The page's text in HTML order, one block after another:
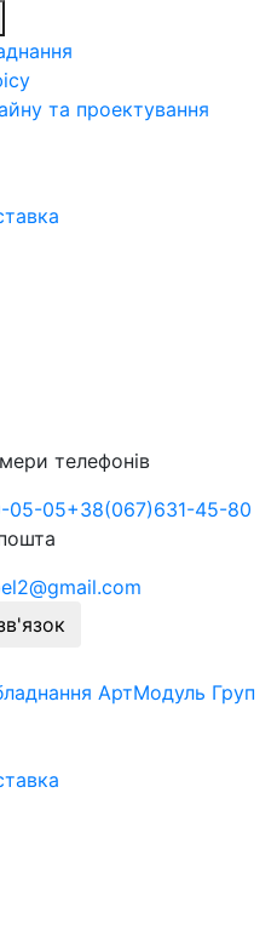
та проектування
телефонів
05-05+38(067)631-45-80